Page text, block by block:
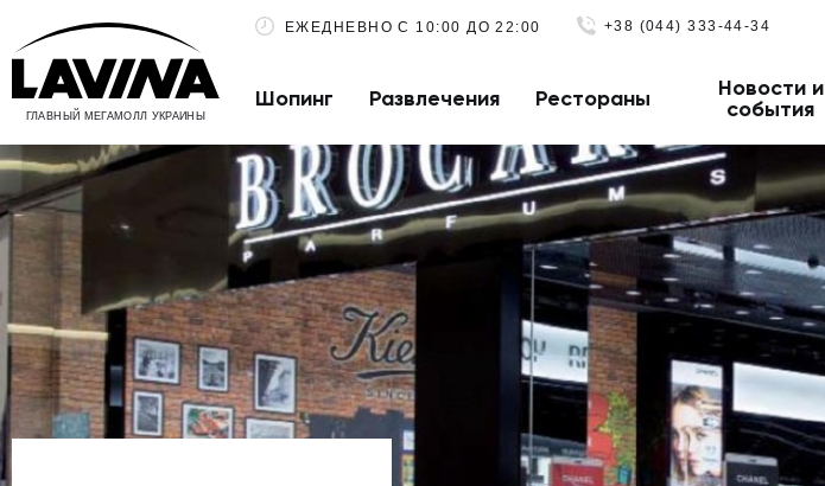
ГЛАВНЫЙ МЕГАМОЛЛ УКРАИНЫ
ЕЖЕДНЕВНО С 10:00 ДО 22:00 +38 (044) 333-44-34
Шопинг Развлечения Рестораны
Новости и
события